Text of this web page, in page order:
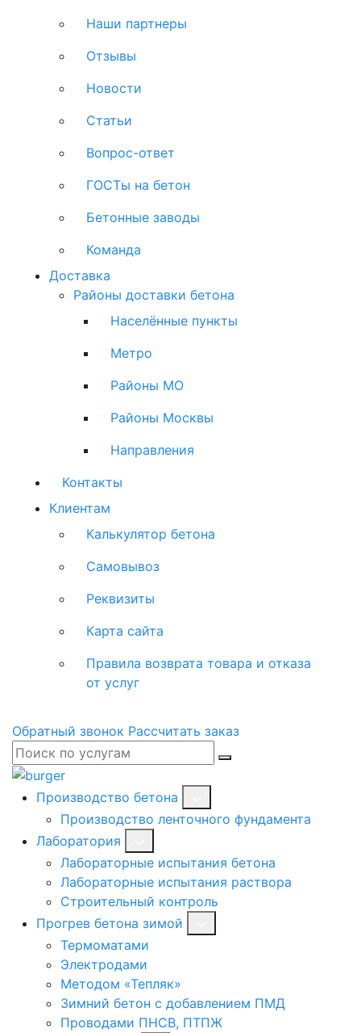
Наши партнеры
Отзывы
Новости
Статьи
Вопрос-ответ
ГОСТы на бетон
Бетонные заводы
Команда
Доставка
Районы доставки бетона
Населённые пункты
Метро
Районы МО
Районы Москвы
Направления
Контакты
Клиентам
Калькулятор бетона
Самовывоз
Реквизиты
Карта сайта
Правила возврата товара и отказа
от услуг
Обратный звонок Рассчитать заказ
Производство бетона
Производство ленточного фундамента
Лаборатория
Лабораторные испытания бетона
Лабораторные испытания раствора
Строительный контроль
Прогрев бетона зимой
Термоматами
Электродами
Методом «Тепляк»
Зимний бетон с добавлением ПМД
Проводами ПНСВ, ПТПЖ